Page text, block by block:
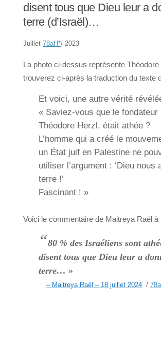
disent tous que Dieu leur a
terre (d’Israël)…
Juillet 78aH*/ 2023
La photo ci-dessus représente Théodore
trouverez ci-après la traduction du texte
Et voici, une autre vérité
« Saviez-vous que le fondateur
Théodore Herzl, était athée ?
L’homme qui a créé le
un État juif en Palestine ne
utiliser l’argument : ‘Dieu nous
terre !’
Fascinant ! »
Voici le commentaire de Maitreya Raël à
“80 % des Israéliens sont
disent tous que Dieu leur a
terre… »
– Maitreya Raël – 18 juillet 2024 /